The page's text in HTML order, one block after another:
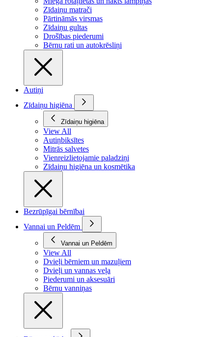
Zīdaiņu matrači
Pārtināmās virsmas
Zīdaiņu gultas
Drošības piederumi
Bērnu rati un autokrēsliņi
Autiņi
Zīdaiņu higiēna
Zīdaiņu higiēna
View All
Autiņbiksītes
Mitrās salvetes
Vienreizlietojamie paladziņi
Zīdaiņu higiēna un kosmētika
Bezrūpīgai bērnībai
Vannai un Peldēm
Vannai un Peldēm
View All
Dvieļi bērniem un mazuļiem
Dvieļi un vannas veļa
Piederumi un aksesuāri
Bērnu vanniņas